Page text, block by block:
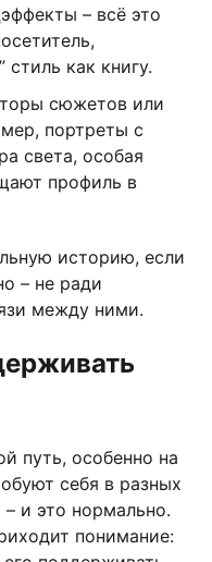
– всё это
стиль как книгу.
сюжетов или
портреты с
света, особая
профиль в
историю, если
– не ради
между ними.
путь, особенно на
себя в разных
и это нормально.
понимание: